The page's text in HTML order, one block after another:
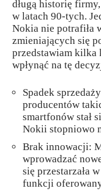
długą historię
w latach 90-tych.
Nokia nie potrafiła
zmieniających się
przedstawiam kilka
wpłynąć na tę
Spadek
producentów
smartfonów stał
Nokii stopniowo
Brak innowacji:
wprowadzać
się przestarzała
funkcji